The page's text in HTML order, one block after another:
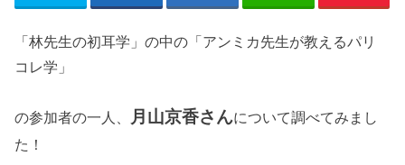
「林先生の初耳学」の中の「アンミカ先生が教えるパリ
コレ学」
の参加者の一人、 月山京香さんについて調べてみまし
た！